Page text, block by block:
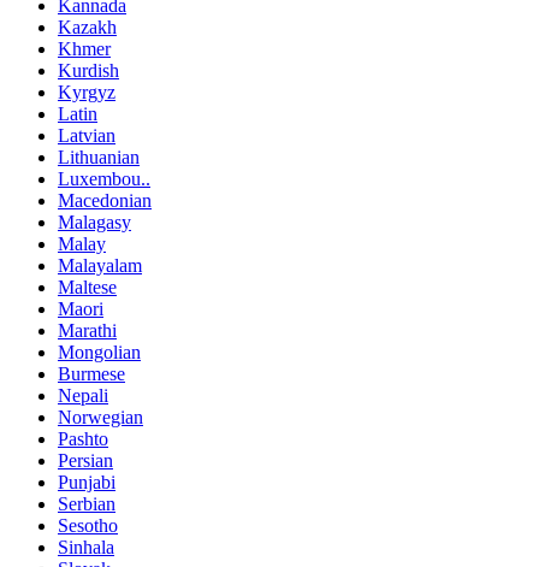
Kannada
Kazakh
Khmer
Kurdish
Kyrgyz
Latin
Latvian
Lithuanian
Luxembou..
Macedonian
Malagasy
Malay
Malayalam
Maltese
Maori
Marathi
Mongolian
Burmese
Nepali
Norwegian
Pashto
Persian
Punjabi
Serbian
Sesotho
Sinhala